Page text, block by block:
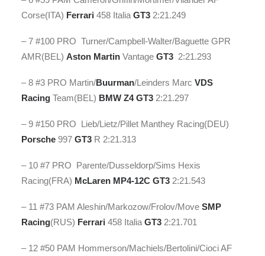
Corse(ITA) Ferrari 458 ItaliaGT3 2:21.249
– 7 #100 PRO Turner/Campbell-Walter/Baguette GPR
AMR(BEL) Aston Martin Vantage GT3 2:21.293
– 8 #3 PRO Martin/Buurman/Leinders Marc VDS
Racing Team(BEL) BMW Z4 GT3 2:21.297
– 9 #150 PRO Lieb/Lietz/Pillet Manthey Racing(DEU)
Porsche 997 GT3 R 2:21.313
– 10 #7 PRO Parente/Dusseldorp/Sims Hexis
Racing(FRA) McLaren MP4-12C GT3 2:21.543
– 11 #73 PAM Aleshin/Markozow/Frolov/Move SMP
Racing(RUS) Ferrari 458 ItaliaGT3 2:21.701
– 12 #50 PAM Hommerson/Machiels/Bertolini/Cioci AF